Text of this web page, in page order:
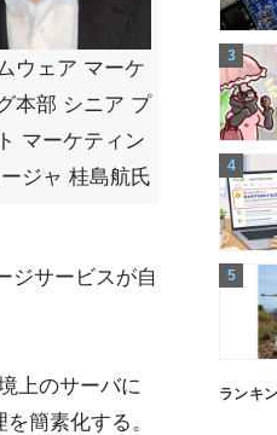
ウェア マーケ
本部 シニア プ
マーケティン
ジャ 桂島航氏
ジサービスが自
上のサーバに
簡素化する。
ランキ